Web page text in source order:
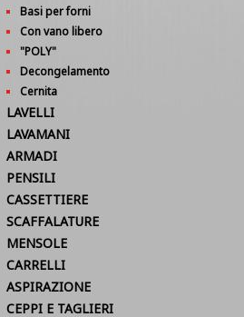
Basi per forni
Con vano libero
"POLY"
Decongelamento
Cernita
LAVELLI
LAVAMANI
ARMADI
PENSILI
CASSETTIERE
SCAFFALATURE
MENSOLE
CARRELLI
ASPIRAZIONE
CEPPI E TAGLIERI